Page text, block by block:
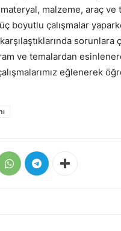
malzeme, araç ve
boyutlu çalışmalar
ve temalardan
eğlenerek